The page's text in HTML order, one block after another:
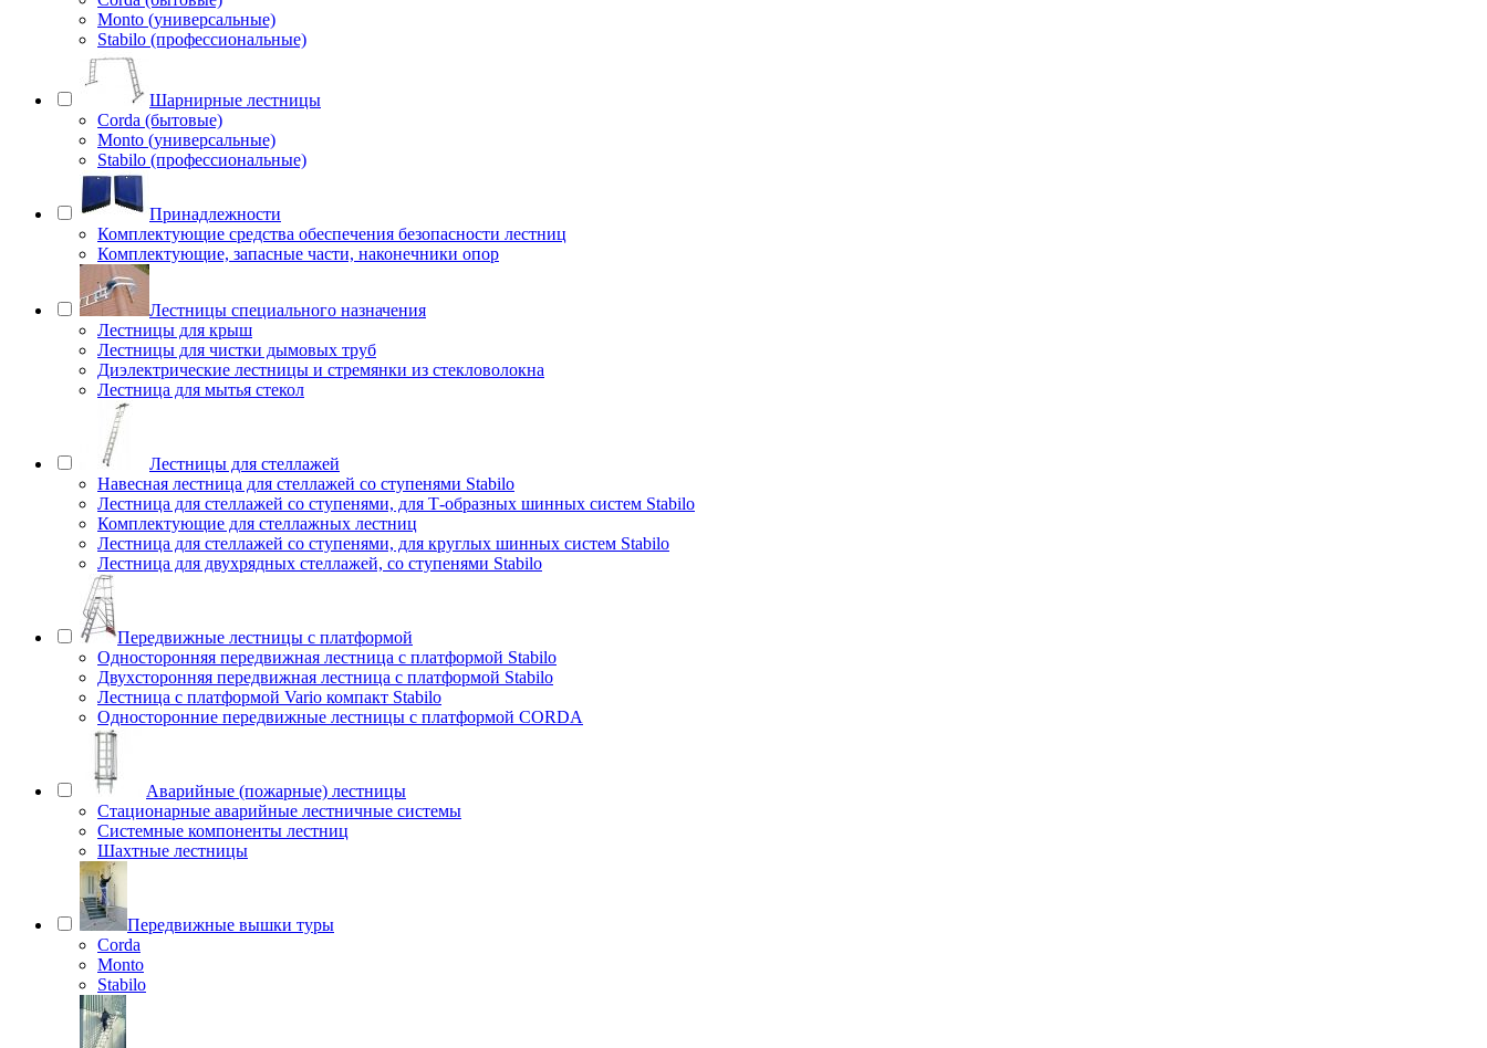
Monto (универсальные)
Stabilo (профессиональные)
Шарнирные лестницы
Corda (бытовые)
Monto (универсальные)
Stabilo (профессиональные)
Принадлежности
Комплектующие средства обеспечения безопасности лестниц
Комплектующие, запасные части, наконечники опор
Лестницы специального назначения
Лестницы для крыш
Лестницы для чистки дымовых труб
Диэлектрические лестницы и стремянки из стекловолокна
Лестница для мытья стекол
Лестницы для стеллажей
Навесная лестница для стеллажей со ступенями Stabilo
Лестница для стеллажей со ступенями, для Т-образных шинных систем Stabilo
Комплектующие для стеллажных лестниц
Лестница для стеллажей со ступенями, для круглых шинных систем Stabilo
Лестница для двухрядных стеллажей, со ступенями Stabilo
Передвижные лестницы с платформой
Односторонняя передвижная лестница с платформой Stabilo
Двухсторонняя передвижная лестница с платформой Stabilo
Лестница с платформой Vario компакт Stabilo
Односторонние передвижные лестницы с платформой CORDA
Аварийные (пожарные) лестницы
Стационарные аварийные лестничные системы
Системные компоненты лестниц
Шахтные лестницы
Передвижные вышки туры
Corda
Monto
Stabilo